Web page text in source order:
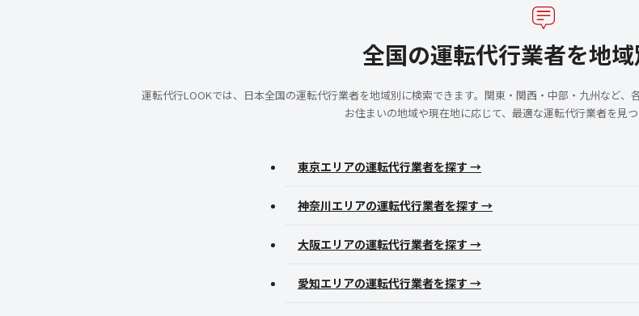
全国の運転代行業者を地
運転代行LOOKでは、日本全国の運転代行業者を地域別に検索できます。関東・関西・中部・九州など、
お住まいの地域や現在地に応じて、最適な運転代行業者を見つ
東京エリアの運転代行業者を探す →
神奈川エリアの運転代行業者を探す →
大阪エリアの運転代行業者を探す →
愛知エリアの運転代行業者を探す →